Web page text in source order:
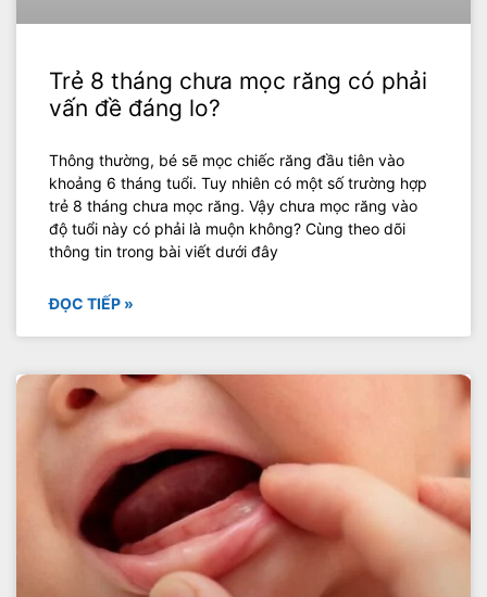
Trẻ 8 tháng chưa mọc răng có phải
vấn đề đáng lo?
Thông thường, bé sẽ mọc chiếc răng đầu tiên vào
khoảng 6 tháng tuổi. Tuy nhiên có một số trường hợp
trẻ 8 tháng chưa mọc răng. Vậy chưa mọc răng vào
độ tuổi này có phải là muộn không? Cùng theo dõi
thông tin trong bài viết dưới đây
ĐỌC TIẾP »